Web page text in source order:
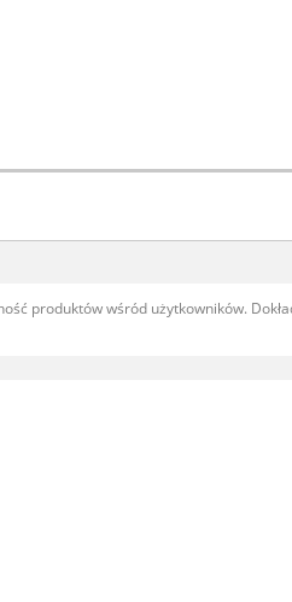
produktów wśród użytkowników.